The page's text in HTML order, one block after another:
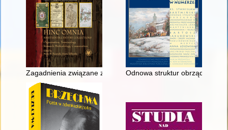
Zagadnienia związane z ochroną i konserwacją XIX-
Odnowa struktur obrządku